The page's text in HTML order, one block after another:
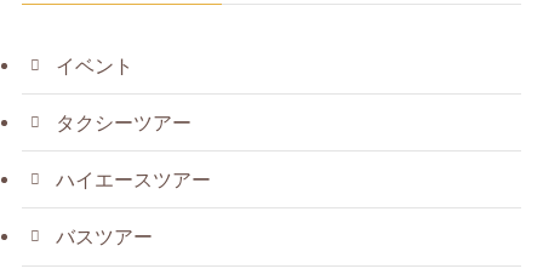
イベント
タクシーツアー
ハイエースツアー
バスツアー